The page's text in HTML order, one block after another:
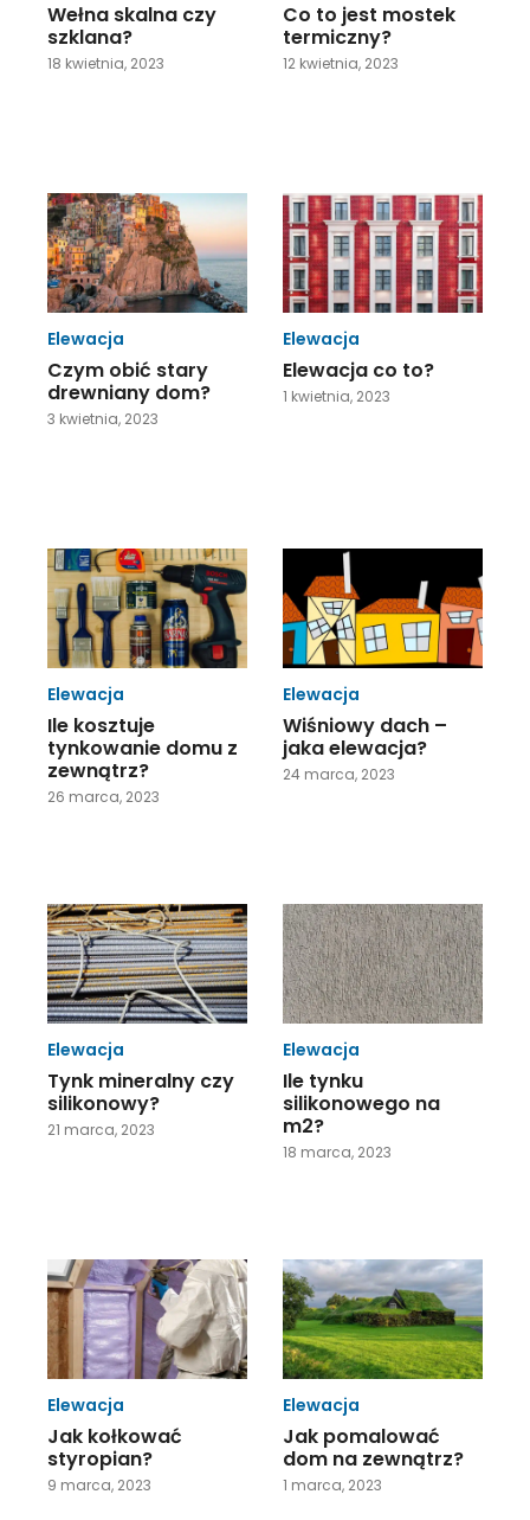
Wełna skalna czy
szklana?
18 kwietnia, 2023
Co to jest mostek
termiczny?
12 kwietnia, 2023
Elewacja
Czym obić stary
drewniany dom?
3 kwietnia, 2023
Elewacja
Elewacja co to?
1 kwietnia, 2023
Elewacja
Ile kosztuje
tynkowanie domu z
zewnątrz?
26 marca, 2023
Elewacja
Wiśniowy dach –
jaka elewacja?
24 marca, 2023
Elewacja
Tynk mineralny czy
silikonowy?
21 marca, 2023
Elewacja
Ile tynku
silikonowego na
m2?
18 marca, 2023
Elewacja
Jak kołkować
styropian?
9 marca, 2023
Elewacja
Jak pomalować
dom na zewnątrz?
1 marca, 2023